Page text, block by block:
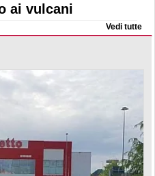
ai vulcani
Vedi tutte